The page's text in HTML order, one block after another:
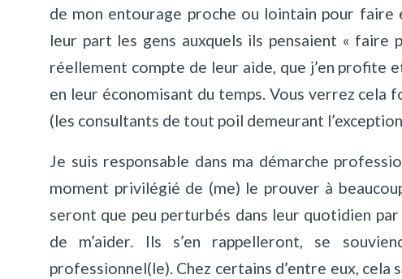
de mon entourage proche ou lointain pour faire
leur part les gens auxquels ils pensaient « faire
réellement compte de leur aide, que j’en profite
en leur économisant du temps. Vous verrez cela
(les consultants de tout poil demeurant
Je suis responsable dans ma démarche
moment privilégié de (me) le prouver à
seront que peu perturbés dans leur quotidien
de m’aider. Ils s’en rappelleront, se
professionnel(le). Chez certains d’entre eux,